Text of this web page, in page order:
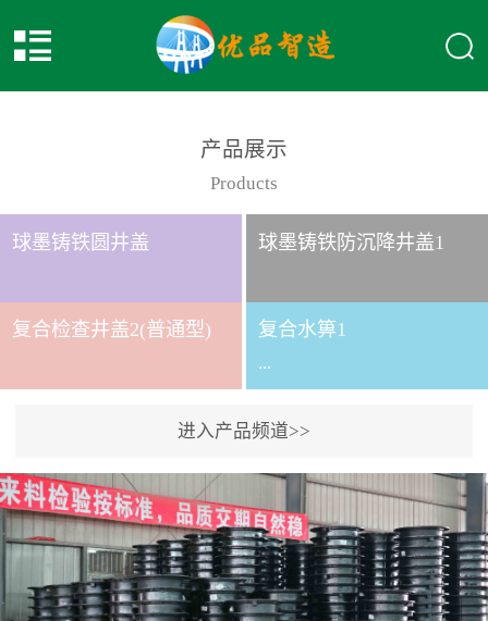
产品展示
Products
球墨铸铁圆井盖 球墨铸铁防沉降井盖1
复合检查井盖2(普通型) 复合水箅1
...
给排水应用系列时间
2017-2-15
进入产品频道>>